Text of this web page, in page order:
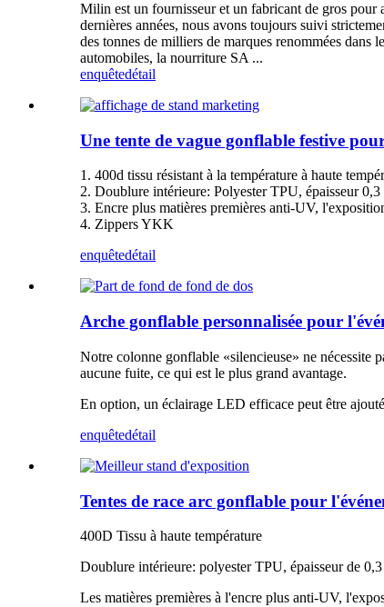
Milin est un fournisseur et un fabricant de gros pour
dernières années, nous avons toujours suivi
des tonnes de milliers de marques renommées
automobiles, la nourriture SA ...
enquêtedétail
Une tente de vague gonflable festive
1. 400d tissu résistant à la température à haute
2. Doublure intérieure: Polyester TPU, épaisseur 0,3
3. Encre plus matières premières anti-UV,
4. Zippers YKK
enquêtedétail
Arche gonflable personnalisée pour
Notre colonne gonflable «silencieuse» ne nécessite
aucune fuite, ce qui est le plus grand avantage.
En option, un éclairage LED efficace peut être
enquêtedétail
Tentes de race arc gonflable pour
400D Tissu à haute température
Doublure intérieure: polyester TPU, épaisseur de
Les matières premières à l'encre plus anti-UV,